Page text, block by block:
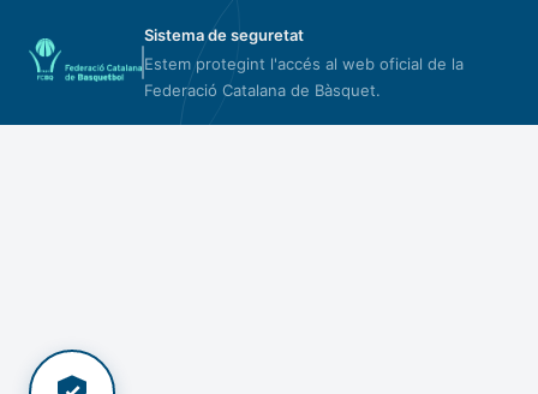
Sistema de seguretat
Estem protegint l'accés al web oficial de la
Federació Catalana de Bàsquet.